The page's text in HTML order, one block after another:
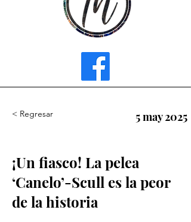
< Regresar 5 may 2025
¡Un fiasco! La pelea
‘Canelo’-Scull es la peor
de la historia